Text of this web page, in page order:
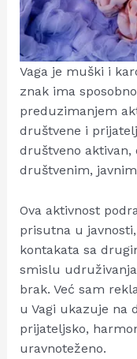
Vaga je muški i
znak ima
preduzimanjem
društvene i
društveno aktivan,
društvenim,
Ova aktivnost
prisutna u
kontakata sa
smislu
brak. Već sam
u Vagi ukazuje na
prijateljsko,
uravnoteženo.